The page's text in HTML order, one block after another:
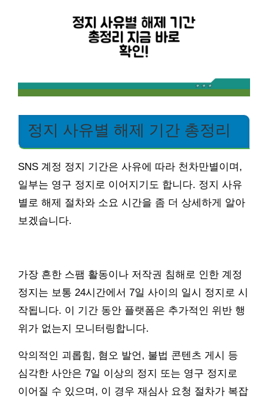
정지 사유별 해제 기간 총정리
SNS 계정 정지 기간은 사유에 따라 천차만별이며,
일부는 영구 정지로 이어지기도 합니다. 정지 사유
별로 해제 절차와 소요 시간을 좀 더 상세하게 알아
보겠습니다.
가장 흔한 스팸 활동이나 저작권 침해로 인한 계정
정지는 보통 24시간에서 7일 사이의 일시 정지로 시
작됩니다. 이 기간 동안 플랫폼은 추가적인 위반 행
위가 없는지 모니터링합니다.
악의적인 괴롭힘, 혐오 발언, 불법 콘텐츠 게시 등
심각한 사안은 7일 이상의 정지 또는 영구 정지로
이어질 수 있으며, 이 경우 재심사 요청 절차가 복잡